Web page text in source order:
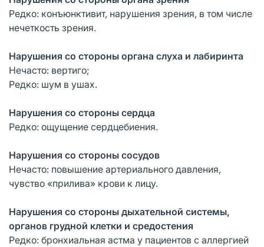
Редко: конъюнктивит, нарушения зрения, в том числе
нечеткость зрения.
Нарушения со стороны органа слуха и лабиринта
Нечасто: вертиго;
Редко: шум в ушах.
Нарушения со стороны сердца
Редко: ощущение сердцебиения.
Нарушения со стороны сосудов
Нечасто: повышение артериального давления,
чувство «прилива» крови к лицу.
Нарушения со стороны дыхательной системы,
органов грудной клетки и средостения
Редко: бронхиальная астма у пациентов с аллергией